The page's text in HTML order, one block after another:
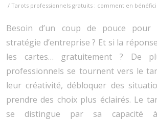
/ Tarots professionnels gratuits : comment en
Besoin d’un coup de pouce pour
stratégie d’entreprise ? Et si la
les cartes… gratuitement ? De
professionnels se tournent vers le
leur créativité, débloquer des
prendre des choix plus éclairés. Le
se distingue par sa capacité